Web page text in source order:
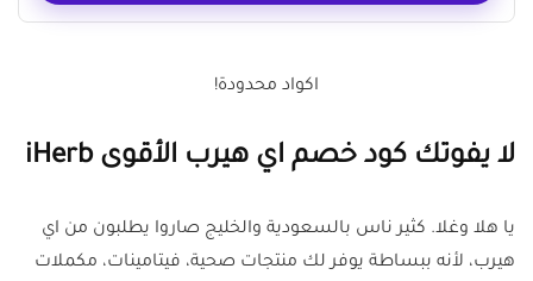
اكواد محدودة!
لا يفوتك كود خصم اي هيرب الأقوى iHerb
يا هلا وغلا. كثير ناس بالسعودية والخليج صاروا يطلبون من اي
هيرب، لأنه ببساطة يوفر لك منتجات صحية، فيتامينات، مكملات